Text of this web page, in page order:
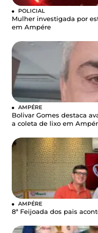
POLICIAL
Mulher investigada por
em Ampére
AMPÉRE
Bolivar Gomes destaca
a coleta de lixo em
AMPÉRE
8ª Feijoada dos pais